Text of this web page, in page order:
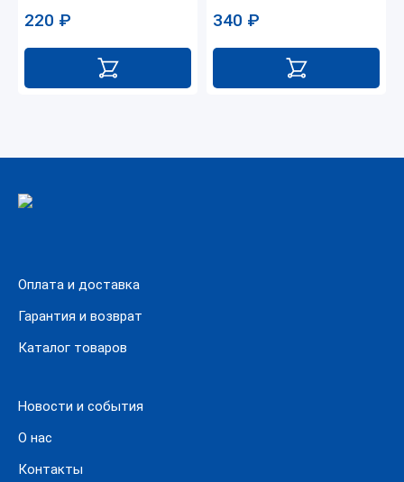
220 ₽ 340 ₽
Оплата и доставка
Гарантия и возврат
Каталог товаров
Новости и события
О нас
Контакты